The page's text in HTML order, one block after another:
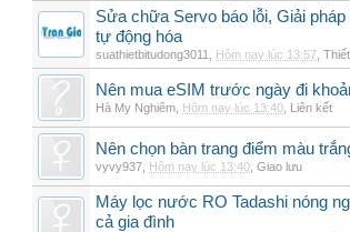
Sửa chữa Servo báo lỗi, Giải
tự động hóa
suathietbitudong3011 Hôm nay lúc 13:57
Nên mua eSIM trước ngày đi
Hà My Nghiêm Hôm nay lúc 13:40 Liên kết
Nên chọn bàn trang điểm màu
vyvy937 Hôm nay lúc 13:40 Giao lưu
Máy lọc nước RO Tadashi nóng
cả gia đình